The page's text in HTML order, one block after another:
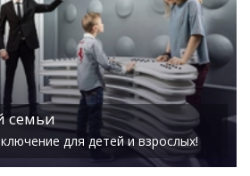
семьи
для детей и взрослых!